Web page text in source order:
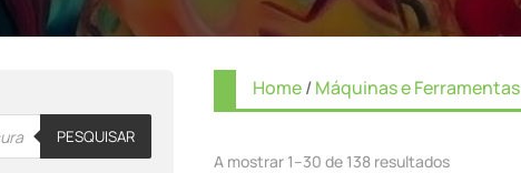
PESQUISAR
Home/Máquinas e Ferramentas
A mostrar 1–30 de 138 resultados